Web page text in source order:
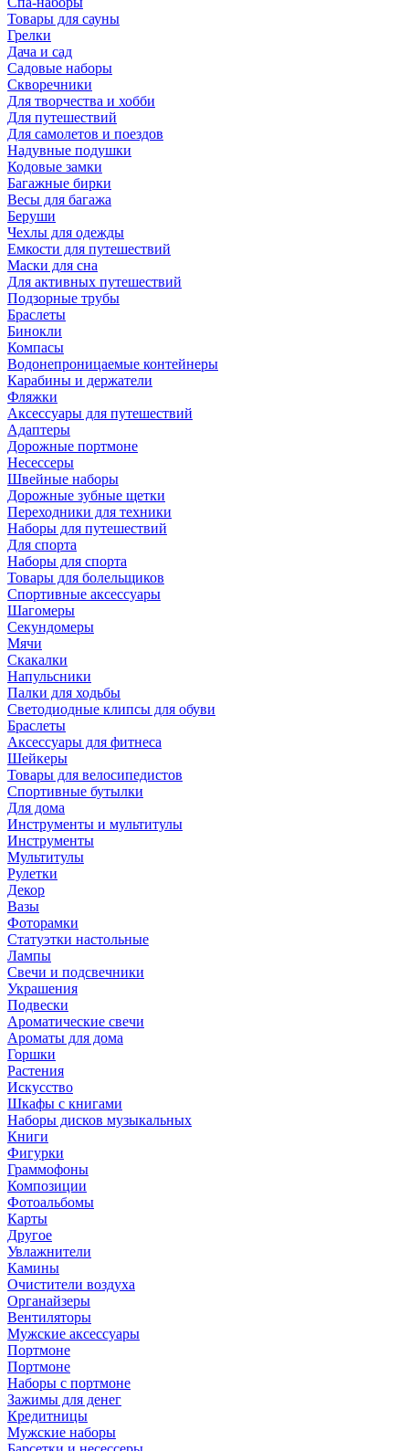
Товары для сауны
Грелки
Дача и сад
Садовые наборы
Скворечники
Для творчества и хобби
Для путешествий
Для самолетов и поездов
Надувные подушки
Кодовые замки
Багажные бирки
Весы для багажа
Беруши
Чехлы для одежды
Емкости для путешествий
Маски для сна
Для активных путешествий
Подзорные трубы
Браслеты
Бинокли
Компасы
Водонепроницаемые контейнеры
Карабины и держатели
Фляжки
Аксессуары для путешествий
Адаптеры
Дорожные портмоне
Несессеры
Швейные наборы
Дорожные зубные щетки
Переходники для техники
Наборы для путешествий
Для спорта
Наборы для спорта
Товары для болельщиков
Спортивные аксессуары
Шагомеры
Секундомеры
Мячи
Скакалки
Напульсники
Палки для ходьбы
Светодиодные клипсы для обуви
Браслеты
Аксессуары для фитнеса
Шейкеры
Товары для велосипедистов
Спортивные бутылки
Для дома
Инструменты и мультитулы
Инструменты
Мультитулы
Рулетки
Декор
Вазы
Фоторамки
Статуэтки настольные
Лампы
Свечи и подсвечники
Украшения
Подвески
Ароматические свечи
Ароматы для дома
Горшки
Растения
Искусство
Шкафы с книгами
Наборы дисков музыкальных
Книги
Фигурки
Граммофоны
Композиции
Фотоальбомы
Карты
Другое
Увлажнители
Камины
Очистители воздуха
Органайзеры
Вентиляторы
Мужские аксессуары
Портмоне
Портмоне
Наборы с портмоне
Зажимы для денег
Кредитницы
Мужские наборы